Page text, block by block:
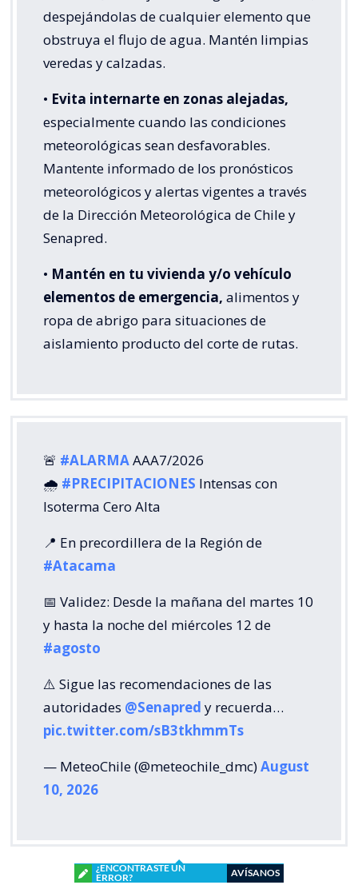
despejándolas de cualquier elemento que
obstruya el flujo de agua. Mantén limpias
veredas y calzadas.
• Evita internarte en zonas alejadas,
especialmente cuando las condiciones
meteorológicas sean desfavorables.
Mantente informado de los pronósticos
meteorológicos y alertas vigentes a través
de la Dirección Meteorológica de Chile y
Senapred.
• Mantén en tu vivienda y/o vehículo
elementos de emergencia, alimentos y
ropa de abrigo para situaciones de
aislamiento producto del corte de rutas.
🚨 #ALARMAAAA7/2026
🌧️ #PRECIPITACIONES Intensas con
Isoterma Cero Alta
📍 En precordillera de la Región de
#Atacama
📅 Validez: Desde la mañana del martes 10
y hasta la noche del miércoles 12 de
#agosto
⚠️ Sigue las recomendaciones de las
autoridades @Senapred y recuerda…
pic.twitter.com/sB3tkhmmTs
— MeteoChile (@meteochile_dmc)August
10, 2026
¿ENCONTRASTE UN
ERROR?
AVÍSANOS